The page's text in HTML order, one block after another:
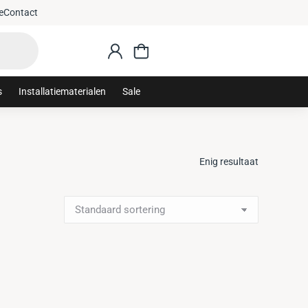
Contact
Installatiematerialen Sale
Enig resultaat